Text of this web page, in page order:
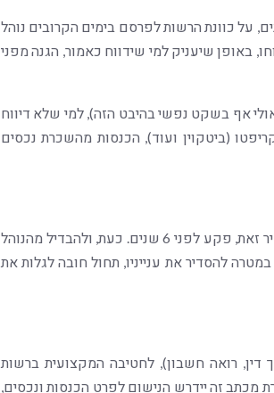
על כוונת הרשות לפרסם בימים הקרובים נוהל
באופן שיעניק למי שידווח כאמור, הגנה מפני
אף בשקט נפשי בהיבט הזה), למי שלא דיווח
(ביטקוין ועוד), הכנסות מהשכרת נכסים
נזכיר, כי היו מספר הליכי נוהל גילוי מרצון בעבר ואולם הנוהל האחרון שהסדיר זאת, פקע לפני 6 שנים. כעת, ולהבדיל מהנוהל
להסדיר את ענייניו, תחול חובה לגלות את
דין, רואה חשבון), לחטיבה המקצועית ברשות
זה יידרש הנישום לפרט הכנסות ונכסים,